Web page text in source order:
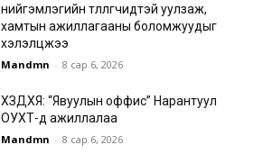
нийгэмлэгийн төлөөлөгчидтэй уулзаж,
хамтын ажиллагааны боломжуудыг
хэлэлцжээ
Mandmn - 8 сар 6, 2026
ХЗДХЯ: “Явуулын оффис” Нарантуул
ОУХТ-д ажиллалаа
Mandmn - 8 сар 6, 2026